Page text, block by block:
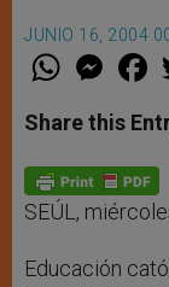
JUNIO 16, 2004
W
t
s
p
p
M
e
s
e
g
e
r
F
a
e
b
o
k
Share this
SEÚL,
Educación